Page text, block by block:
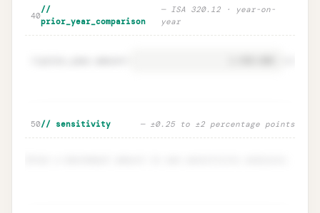
🔒Normalisation adjustments · one-off
add-backs
→
40
//
prior_year_comparison
— ISA 320.12 · year-on-
year
🔒Prior-year comparison · YoY delta
warnings
Unlock
→
50// sensitivity — ±0.25 to ±2 percentage points